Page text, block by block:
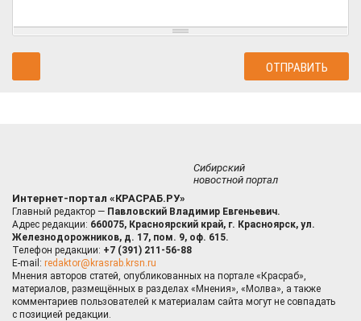
Сибирский
новостной портал
Интернет-портал «КРАСРАБ.РУ»
Главный редактор — Павловский Владимир Евгеньевич.
Адрес редакции: 660075, Красноярский край, г. Красноярск, ул.
Железнодорожников, д. 17, пом. 9, оф. 615.
Телефон редакции: +7 (391) 211-56-88
E-mail: redaktor@krasrab.krsn.ru
Мнения авторов статей, опубликованных на портале «Красраб»,
материалов, размещённых в разделах «Мнения», «Молва», а также
комментариев пользователей к материалам сайта могут не совпадать
с позицией редакции.